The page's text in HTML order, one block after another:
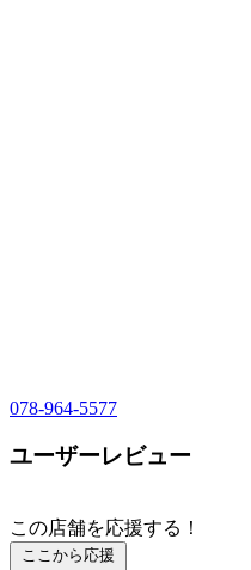
078-964-5577
ユーザーレビュー
この店舗を応援する！
ここから応援